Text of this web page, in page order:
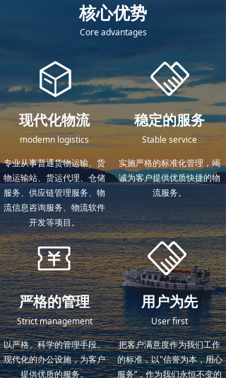
核心优势
Core advantages
现代化物流
modemn logistics
专业从事普通货物运输、货
物运输站、货运代理、仓储
服务、供应链管理服务、物
流信息咨询服务、物流软件
开发等项目。
稳定的服务
Stable service
实施严格的标准化管理，竭
诚为客户提供优质快捷的物
流服务。
严格的管理
Strict management
以严格、科学的管理手段、
现代化的办公设施，为客户
提供优质的服务。
用户为先
User first
把客户满意度作为我们工作
的标准，以"信誉为本，用心
服务”，作为我们永恒不变的